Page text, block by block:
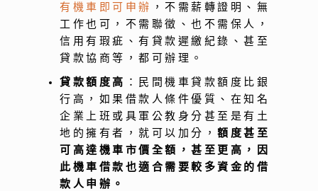
有機車即可申辦
，不需薪轉證明、無
工作也可，不需聯徵、也不需保人，
信用有瑕疵、有貸款遲繳紀錄、甚至
貸款協商等，都可辦理。
貸款額度高
：民間機車貸款額度比銀
行高，如果借款人條件優質、在知名
企業上班或具軍公教身分甚至是有土
地的擁有者，就可以加分，額度甚至
可高達機車市價全額，甚至更高，因
此機車借款也適合需要較多資金的借
款人申辦。